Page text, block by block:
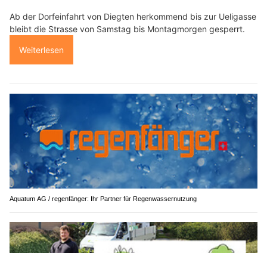
Ab der Dorfeinfahrt von Diegten herkommend bis zur Ueligasse
bleibt die Strasse von Samstag bis Montagmorgen gesperrt.
Weiterlesen
Aquatum AG / regenfänger: Ihr Partner für Regenwassernutzung